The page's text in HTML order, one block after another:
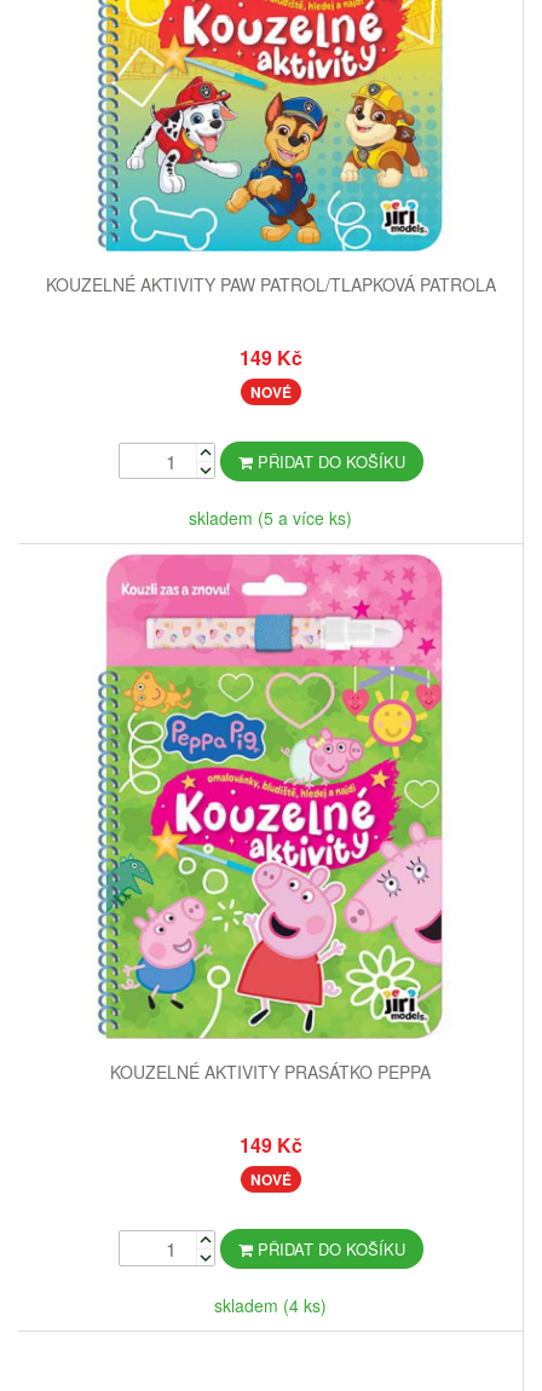
KOUZELNÉ AKTIVITY PAW PATROL/TLAPKOVÁ PATROLA
149 Kč
NOVÉ
PŘIDAT DO KOŠÍKU
skladem (5 a více ks)
KOUZELNÉ AKTIVITY PRASÁTKO PEPPA
149 Kč
NOVÉ
PŘIDAT DO KOŠÍKU
skladem (4 ks)